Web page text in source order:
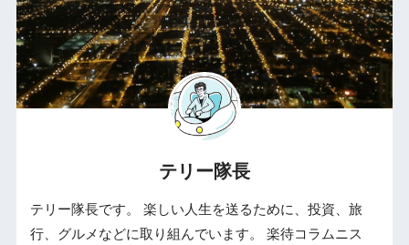
テリー隊長
テリー隊長です。 楽しい人生を送るために、投資、旅
行、グルメなどに取り組んでいます。 楽待コラムニス